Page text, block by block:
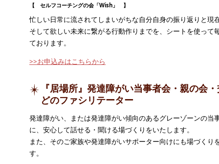
【 セルフコーチングの会「Wish」 】
忙しい日常に流されてしまいがちな自分自身の振り返りと現
そして欲しい未来に繋がる行動作りまでを、シートを使って
ております。
>>お申込みはこちらから
『居場所』発達障がい当事者会・親の会
どのファシリテーター
発達障がい、または発達障がい傾向のあるグレーゾーンの当
に、安心して話せる・聞ける場づくりをいたします。
また、そのご家族や発達障がいサポーター向けにも場づくり
す。